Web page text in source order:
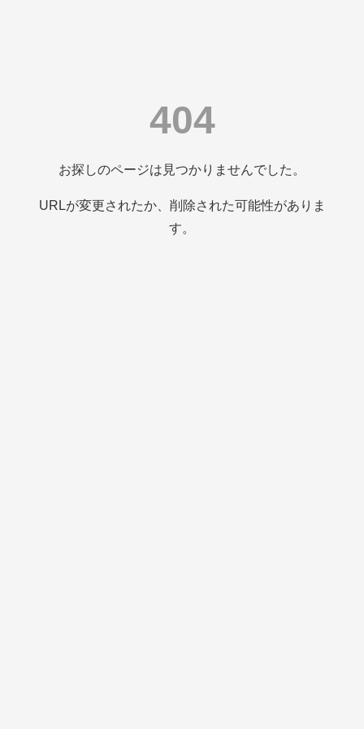
404
お探しのページは見つかりませんでした。
URLが変更されたか、削除された可能性がありま
す。